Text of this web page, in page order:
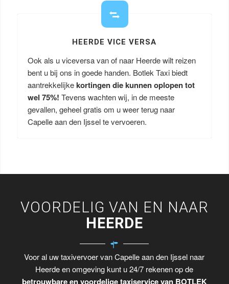
HEERDE VICE VERSA
Ook als u viceversa van of naar Heerde wilt reizen
bent u bij ons in goede handen. Botlek Taxi biedt
aantrekkelijkekortingen die kunnen oplopen tot
wel 75%! Tevens wachten wij, in de meeste
gevallen, geheel gratis om u weer terug naar
Capelle aan den Ijssel te vervoeren.
VOORDELIG VAN EN NAAR
HEERDE
Voor al uw taxivervoer van Capelle aan den Ijssel naar
Heerde en omgeving kunt u 24/7 rekenen op de
betrouwbare en voordelige taxiservice van BOTLEK